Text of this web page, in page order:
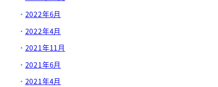
2022年6月
2022年4月
2021年11月
2021年6月
2021年4月